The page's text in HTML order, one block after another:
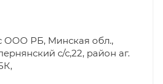
ООО РБ, Минская обл.,
с/с,22, район аг.